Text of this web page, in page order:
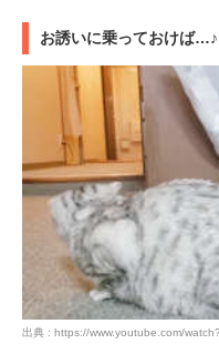
お誘いに乗っておけば…♪
出典 : https://www.youtube.com/